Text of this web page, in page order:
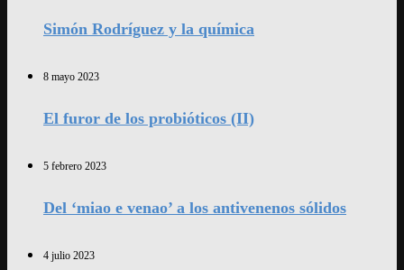
Simón Rodríguez y la química
8 mayo 2023
El furor de los probióticos (II)
5 febrero 2023
Del ‘miao e venao’ a los antivenenos sólidos
4 julio 2023